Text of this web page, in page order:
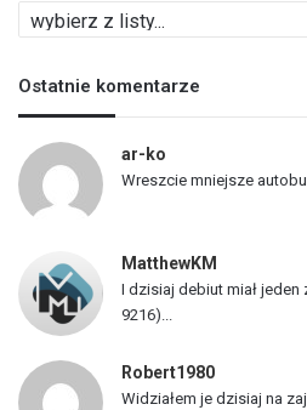
i
t
a
o
j
w
Ostatnie komentarze
ar-ko
Wreszcie mniejsze
MatthewKM
I dzisiaj debiut miał jeden
9216)...
Robert1980
Widziałem je dzisiaj na